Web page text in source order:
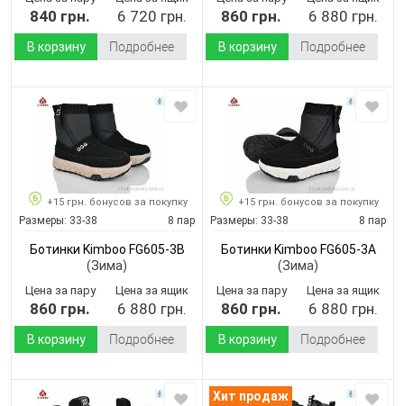
840 грн. 6 720 грн.
В корзину Подробнее
860 грн. 6 880 грн.
В корзину Подробнее
+15 грн. бонусов за покупку
Размеры: 33-38 8 пар
Ботинки Kimboo FG605-3B
(Зима)
Цена за пару
860 грн.
Цена за ящик
6 880 грн.
В корзину Подробнее
+15 грн. бонусов за покупку
Размеры: 33-38 8 пар
Ботинки Kimboo FG605-3A
(Зима)
Цена за пару
860 грн.
Цена за ящик
6 880 грн.
В корзину Подробнее
Хит продаж